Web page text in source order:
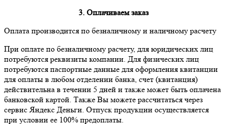
3. Оплачиваем заказ
Оплата производится по безналичному и наличному расчету
При оплате по безналичному расчету, для юридических лиц
потребуются реквизиты компании. Для физических лиц
потребуются паспортные данные для оформления квитанции
для оплаты в любом отделении банка, счет (квитанция)
действительна в течении 5 дней и также может быть оплачена
банковской картой. Также Вы можете рассчитаться через
сервис Яндекс Деньги. Отпуск продукции осуществляется
при условии ее 100% предоплаты.